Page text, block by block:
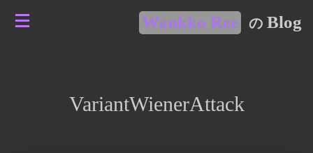
Wankko Ree の Blog
VariantWienerAttack